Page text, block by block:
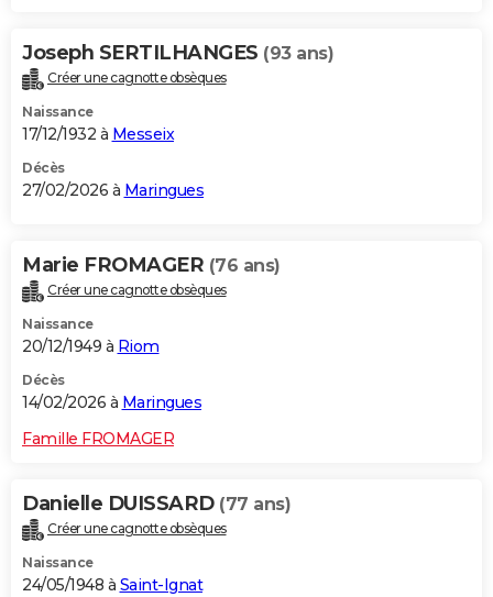
Joseph SERTILHANGES (93 ans)
Créer une cagnotte obsèques
Naissance
17/12/1932 à Messeix
Décès
27/02/2026 à Maringues
Marie FROMAGER (76 ans)
Créer une cagnotte obsèques
Naissance
20/12/1949 à Riom
Décès
14/02/2026 à Maringues
Famille FROMAGER
Danielle DUISSARD (77 ans)
Créer une cagnotte obsèques
Naissance
24/05/1948 à Saint-Ignat